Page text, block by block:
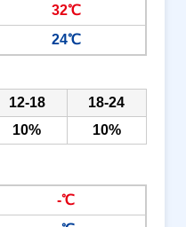
32℃
24℃
12-18
18-24
10% 10%
-℃